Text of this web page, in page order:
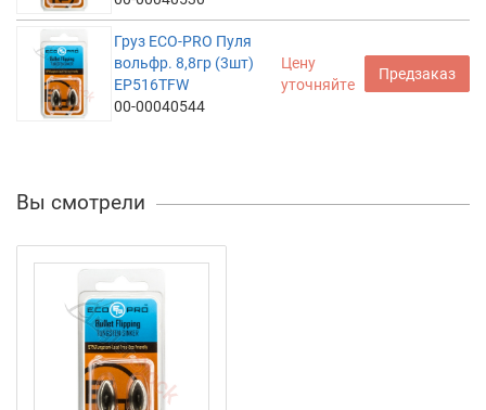
Груз ECO-PRO Пуля
вольфр. 8,8гр (3шт)
EP516TFW
00-00040544
Цену
уточняйте
Предзаказ
Вы смотрели